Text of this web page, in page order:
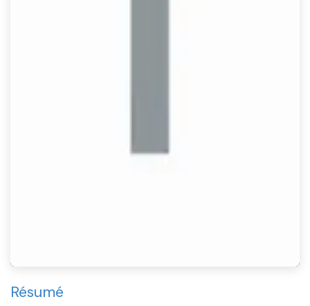
Résumé